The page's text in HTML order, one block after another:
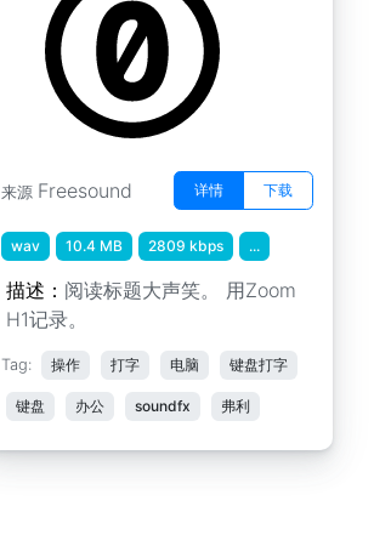
来源 Freesound 详情 下载
wav 10.4 MB 2809 kbps ...
描述： 阅读标题大声笑。 用Zoom
H1记录。
Tag: 操作 打字 电脑 键盘打字
键盘 办公 soundfx 弗利